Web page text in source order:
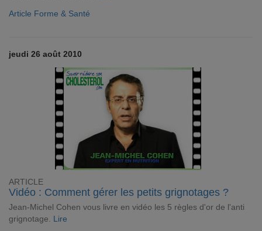
Article Forme & Santé
jeudi 26 août 2010
ARTICLE
Vidéo : Comment gérer les petits grignotages ?
Jean-Michel Cohen vous livre en vidéo les 5 règles d'or de l'anti
grignotage. Lire